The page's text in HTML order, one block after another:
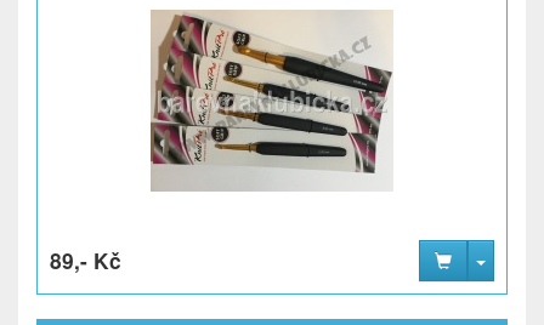
89,- Kč